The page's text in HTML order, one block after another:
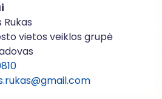
Rukas
vietos veiklos grupė